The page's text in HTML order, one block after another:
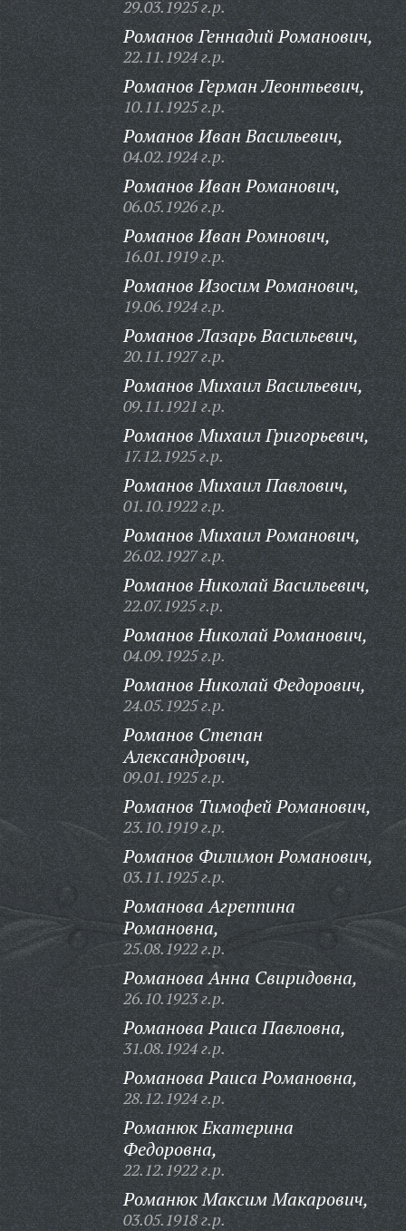
29.03.1925 г.р.
Романов Геннадий Романович,
22.11.1924 г.р.
Романов Герман Леонтьевич,
10.11.1925 г.р.
Романов Иван Васильевич,
04.02.1924 г.р.
Романов Иван Романович,
06.05.1926 г.р.
Романов Иван Ромнович,
16.01.1919 г.р.
Романов Изосим Романович,
19.06.1924 г.р.
Романов Лазарь Васильевич,
20.11.1927 г.р.
Романов Михаил Васильевич,
09.11.1921 г.р.
Романов Михаил Григорьевич,
17.12.1925 г.р.
Романов Михаил Павлович,
01.10.1922 г.р.
Романов Михаил Романович,
26.02.1927 г.р.
Романов Николай Васильевич,
22.07.1925 г.р.
Романов Николай Романович,
04.09.1925 г.р.
Романов Николай Федорович,
24.05.1925 г.р.
Романов Степан
Александрович,
09.01.1925 г.р.
Романов Тимофей Романович,
23.10.1919 г.р.
Романов Филимон Романович,
03.11.1925 г.р.
Романова Агреппина
Романовна,
25.08.1922 г.р.
Романова Анна Свиридовна,
26.10.1923 г.р.
Романова Раиса Павловна,
31.08.1924 г.р.
Романова Раиса Романовна,
28.12.1924 г.р.
Романюк Екатерина
Федоровна,
22.12.1922 г.р.
Романюк Максим Макарович,
03.05.1918 г.р.